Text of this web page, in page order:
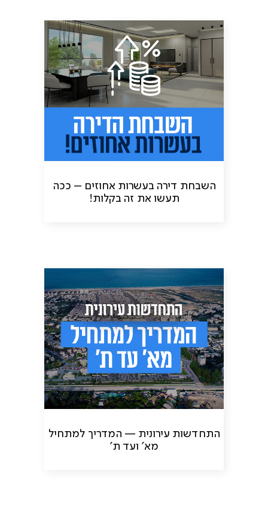
השבחת דירה בעשרות אחוזים – ככה
תעשו את זה בקלות!
התחדשות עירונית — המדריך למתחיל
מא' ועד ת'